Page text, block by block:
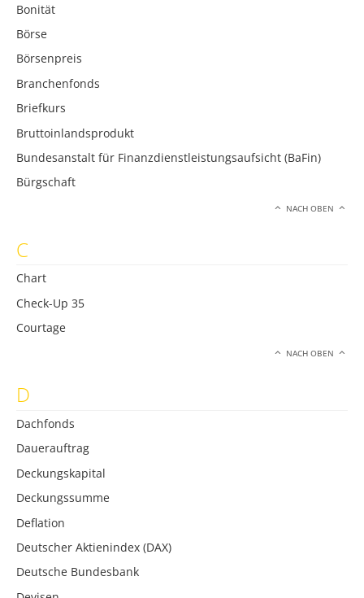
Bonität
Börse
Börsenpreis
Branchenfonds
Briefkurs
Bruttoinlandsprodukt
Bundesanstalt für Finanzdienstleistungsaufsicht (BaFin)
Bürgschaft
NACH OBEN
C
Chart
Check-Up 35
Courtage
NACH OBEN
D
Dachfonds
Dauerauftrag
Deckungskapital
Deckungssumme
Deflation
Deutscher Aktienindex (DAX)
Deutsche Bundesbank